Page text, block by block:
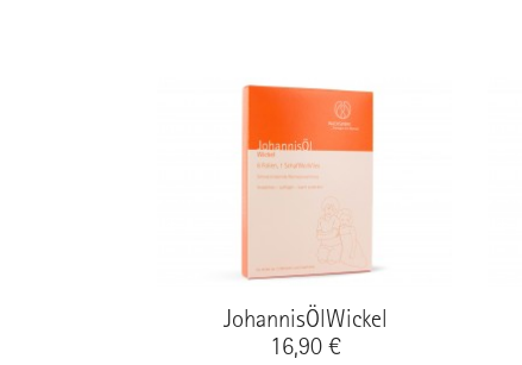
JohannisÖlWickel
Preis
16,90 €